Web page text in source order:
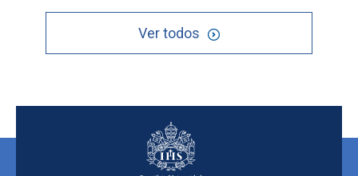
Ver todos